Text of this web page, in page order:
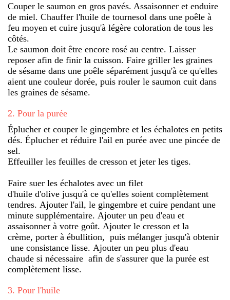
Couper le saumon en gros pavés. Assaisonner et enduire
de miel. Chauffer l'huile de tournesol dans une poêle à
feu moyen et cuire jusqu'à légère coloration de tous les
côtés.
Le saumon doit être encore rosé au centre. Laisser
reposer afin de finir la cuisson. Faire griller les graines
de sésame dans une poêle séparément jusqu'à ce qu'elles
aient une couleur dorée, puis rouler le saumon cuit dans
les graines de sésame.
2. Pour la purée
Éplucher et couper le gingembre et les échalotes en petits
dés. Éplucher et réduire l'ail en purée avec une pincée de
sel.
Effeuiller les feuilles de cresson et jeter les tiges.
Faire suer les échalotes avec un filet
d'huile d'olive jusqu'à ce qu'elles soient complètement
tendres. Ajouter l'ail, le gingembre et cuire pendant une
minute supplémentaire. Ajouter un peu d'eau et
assaisonner à votre goût. Ajouter le cresson et la
crème, porter à ébullition, puis mélanger jusqu'à obtenir
une consistance lisse. Ajouter un peu plus d'eau
chaude si nécessaire afin de s'assurer que la purée est
complètement lisse.
3. Pour l'huile